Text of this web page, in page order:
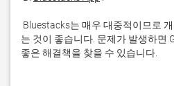
는 것이 좋습니다. 문제가 발생하면
좋은 해결책을 찾을 수 있습니다.